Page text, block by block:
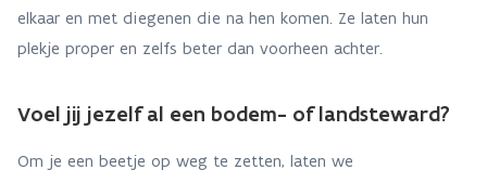
elkaar en met diegenen die na hen komen. Ze laten hun
plekje proper en zelfs beter dan voorheen achter.
Voel jij jezelf al een bodem- of landsteward?
Om je een beetje op weg te zetten, laten we